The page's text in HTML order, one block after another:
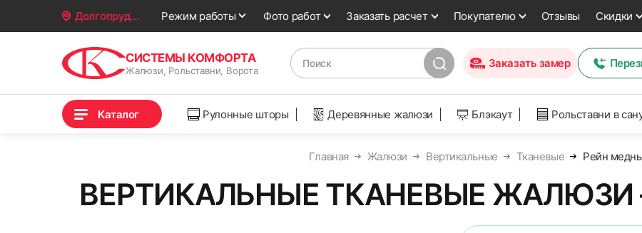
Долгопрудный Режим работы Фото работ Заказать расчет Покупателю Отзывы Скидки
СИСТЕМЫ КОМФОРТА
Жалюзи, Рольставни, Ворота
Заказать замер
Каталог Рулонные шторы Деревянные жалюзи Блэкаут Рольставни в
Главная Жалюзи Вертикальные Тканевые Рейн
ВЕРТИКАЛЬНЫЕ ТКАНЕВЫЕ ЖАЛЮЗИ